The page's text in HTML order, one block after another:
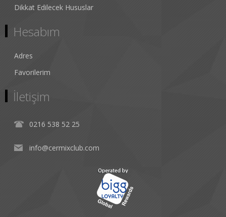
Dikkat Edilecek Hususlar
Hesabım
Adres
Favorilerim
İletişim
0216 538 52 25
info@cermixclub.com